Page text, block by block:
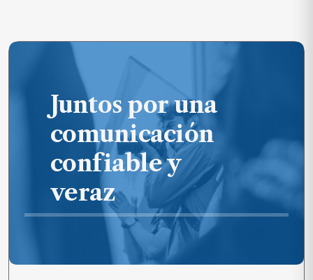
Juntos por una
comunicación
confiable y
veraz